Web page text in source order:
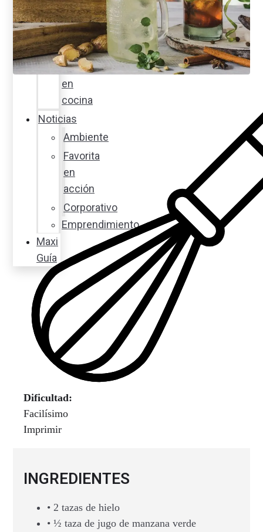
internacional
Cocine
con
Expertos
en
cocina
Noticias
Ambiente
Favorita
en
acción
Corporativo
Emprendimiento
Maxi
Guía
Dificultad:
Facilísimo
Imprimir
INGREDIENTES
• 2 tazas de hielo
• ½ taza de jugo de manzana verde